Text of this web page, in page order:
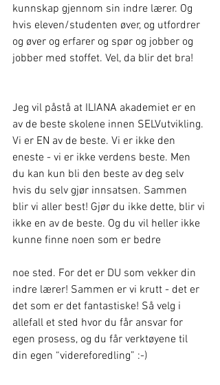
kunnskap gjennom sin indre lærer. Og
hvis eleven/studenten øver, og utfordrer
og øver og erfarer og spør og jobber og
jobber med stoffet. Vel, da blir det bra!
Jeg vil påstå at ILIANA akademiet er en
av de beste skolene innen SELVutvikling.
Vi er EN av de beste. Vi er ikke den
eneste - vi er ikke verdens beste. Men
du kan kun bli den beste av deg selv
hvis du selv gjør innsatsen. Sammen
blir vi aller best! Gjør du ikke dette, blir vi
ikke en av de beste. Og du vil heller ikke
kunne finne noen som er bedre
noe sted. For det er DU som vekker din
indre lærer! Sammen er vi krutt - det er
det som er det fantastiske! Så velg i
allefall et sted hvor du får ansvar for
egen prosess, og du får verktøyene til
din egen “videreforedling” :-)